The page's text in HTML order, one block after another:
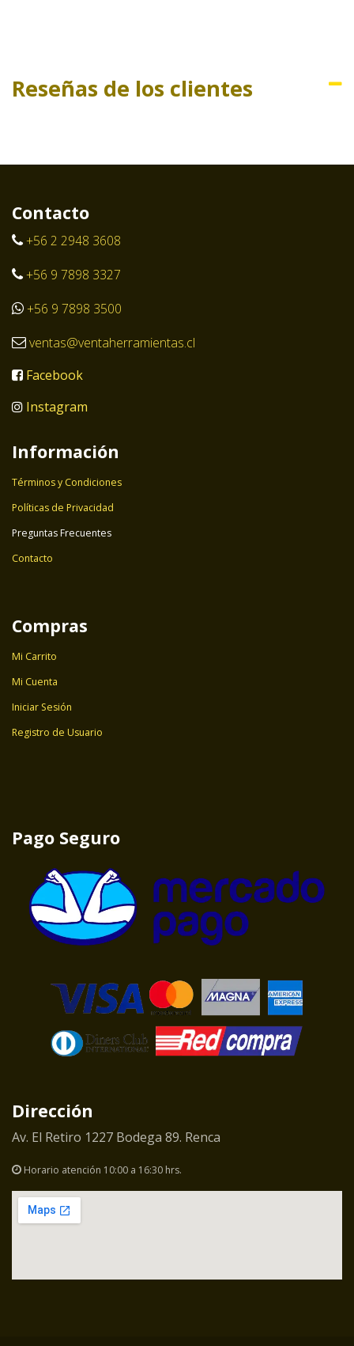
Reseñas de los clientes
Contacto
+56 2 2948 3608
+56 9 7898 3327
+56 9 7898 3500
ventas@ventaherramientas.cl
Facebook
Instagram
Información
Términos y Condiciones
Políticas de Privacidad
Preguntas Frecuentes
Contacto
Compras
Mi Carrito
Mi Cuenta
Iniciar Sesión
Registro de Usuario
Pago Seguro
Dirección
Av. El Retiro 1227 Bodega 89. Renca
Horario atención 10:00 a 16:30 hrs.